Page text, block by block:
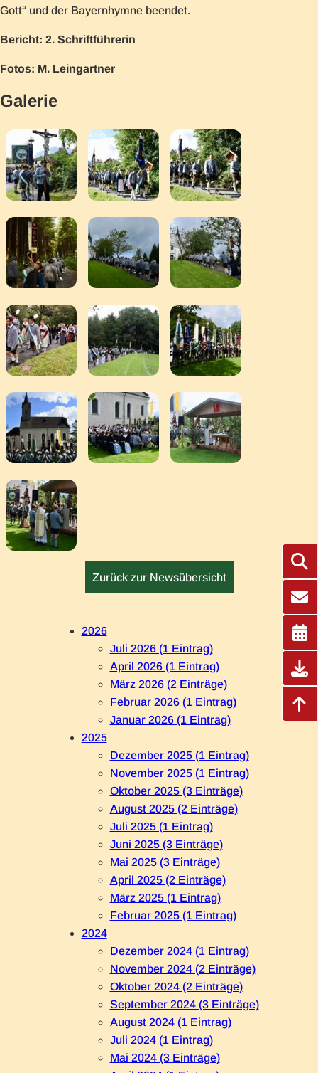
Gott“ und der Bayernhymne beendet.
Bericht: 2. Schriftführerin
Fotos: M. Leingartner
Galerie
Zurück zur Newsübersicht
2026
Juli 2026 (1 Eintrag)
April 2026 (1 Eintrag)
März 2026 (2 Einträge)
Februar 2026 (1 Eintrag)
Januar 2026 (1 Eintrag)
2025
Dezember 2025 (1 Eintrag)
November 2025 (1 Eintrag)
Oktober 2025 (3 Einträge)
August 2025 (2 Einträge)
Juli 2025 (1 Eintrag)
Juni 2025 (3 Einträge)
Mai 2025 (3 Einträge)
April 2025 (2 Einträge)
März 2025 (1 Eintrag)
Februar 2025 (1 Eintrag)
2024
Dezember 2024 (1 Eintrag)
November 2024 (2 Einträge)
Oktober 2024 (2 Einträge)
September 2024 (3 Einträge)
August 2024 (1 Eintrag)
Juli 2024 (1 Eintrag)
Mai 2024 (3 Einträge)